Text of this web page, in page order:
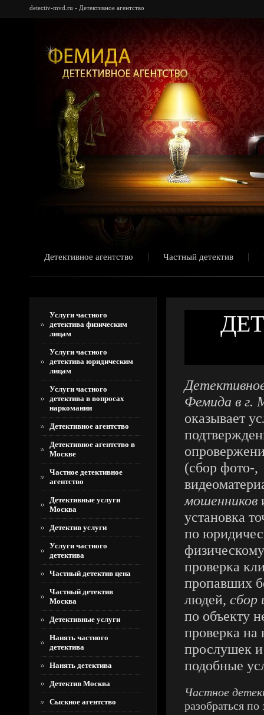
detectiv-mvd.ru - Детективное агентство
Детективное агентство Частный детектив
Услуги частного
детектива физическим
лицам
Услуги частного
детектива юридическим
лицам
Услуги частного
детектива в вопросах
наркомании
Детективное агентство
Детективное агентство в
Москве
Частное детективное
агентство
Детективные услуги
Москва
Детектив услуги
Услуги частного
детектива
Частный детектив цена
Частный детектив
Москва
Детективные услуги
Нанять частного
детектива
Нанять детектива
Детектив Москва
Сыскное агентство
Фемида в г.
оказывает
(сбор фото-,
мошенников
установка
по
проверка
пропавших
людей, сбор
по объекту
проверка на
прослушек
подобные
Частное
разобраться